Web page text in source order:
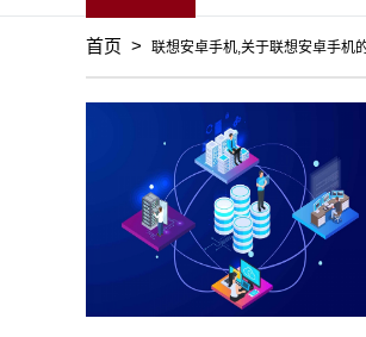
首页 > 联想安卓手机,关于联想安卓手机